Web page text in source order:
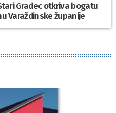
Gradec otkriva bogatu
Varaždinske županije